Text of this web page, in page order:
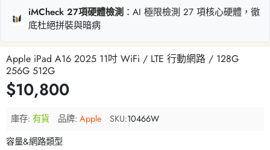
iMCheck 27項硬體檢測 ：AI 極限檢測 27 項核心硬體，徹
底杜絕拼裝與暗病
Apple iPad A16 2025 11吋 WiFi / LTE 行動網路 / 128G
256G 512G
$10,800
庫存: 有貨 品牌: Apple SKU:10466W
容量&網路類型